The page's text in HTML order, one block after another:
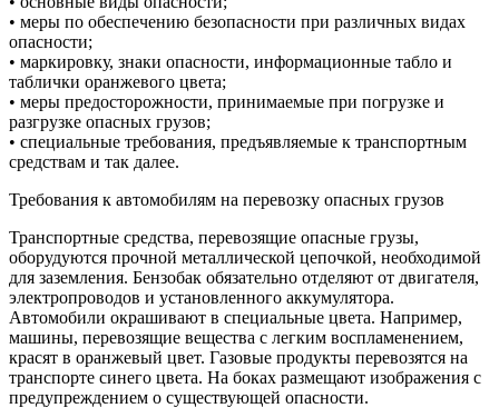
• меры по обеспечению безопасности при различных видах
опасности;
• маркировку, знаки опасности, информационные табло и
таблички оранжевого цвета;
• меры предосторожности, принимаемые при погрузке и
разгрузке опасных грузов;
• специальные требования, предъявляемые к транспортным
средствам и так далее.
Требования к автомобилям на перевозку опасных грузов
Транспортные средства, перевозящие опасные грузы,
оборудуются прочной металлической цепочкой, необходимой
для заземления. Бензобак обязательно отделяют от двигателя,
электропроводов и установленного аккумулятора.
Автомобили окрашивают в специальные цвета. Например,
машины, перевозящие вещества с легким воспламенением,
красят в оранжевый цвет. Газовые продукты перевозятся на
транспорте синего цвета. На боках размещают изображения с
предупреждением о существующей опасности.